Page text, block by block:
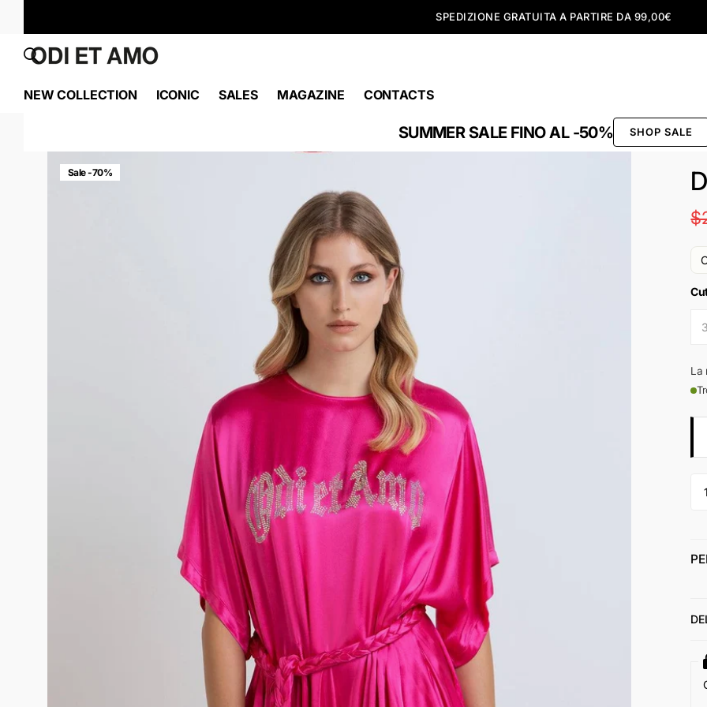
SPEDIZIONE GRATUITA A PARTIRE DA 99,00€
NEW COLLECTION ICONIC SALES MAGAZINE CONTACTS
SUMMER SALE FINO AL -50% SHOP SALE
Sale -70%
La